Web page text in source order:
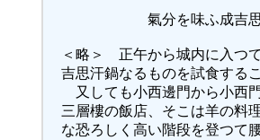
氣分を味ふ成吉思
＜略＞ 正午から城内に入つ
吉思汗鍋なるものを試食する
又しても小西邊門から小西
三層樓の飯店、そこは羊の料
な恐ろしく高い階段を登つて